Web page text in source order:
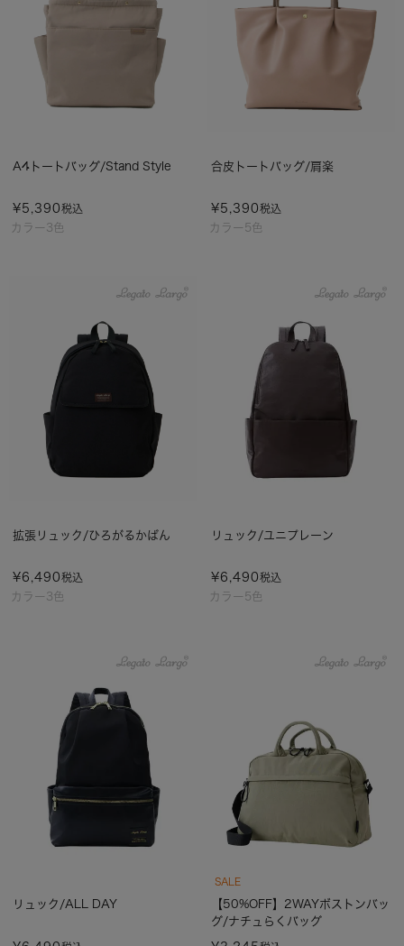
カラー3色
A4トートバッグ/Stand Style
¥5,390税込
カラー5色
合皮トートバッグ/肩楽
¥5,390税込
カラー3色
拡張リュック/ひろがるかばん
¥6,490税込
カラー5色
リュック/ユニプレーン
¥6,490税込
リュック/ALL DAY
SALE
【50%OFF】2WAYボストンバッ
グ/ナチュらくバッグ